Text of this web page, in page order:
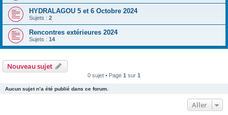
HYDRALAGOU 5 et 6 Octobre 2024
Sujets : 2
Rencontres extérieures 2024
Sujets : 14
Nouveau sujet
0 sujet • Page 1 sur 1
Aucun sujet n’a été publié dans ce forum.
Aller